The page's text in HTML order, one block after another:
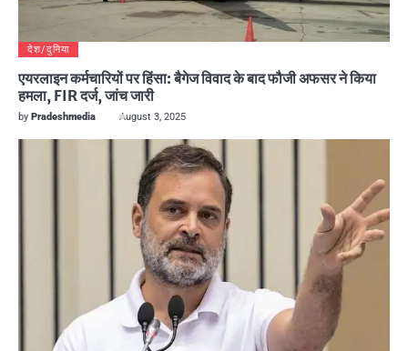
देश/दुनिया
एयरलाइन कर्मचारियों पर हिंसा: बैगेज विवाद के बाद फौजी अफसर ने किया
हमला, FIR दर्ज, जांच जारी
by Pradeshmedia August 3, 2025